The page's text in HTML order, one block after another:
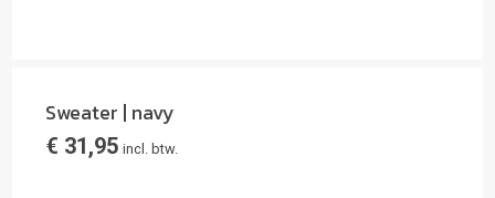
Sweater | navy
€ 31,95 incl. btw.